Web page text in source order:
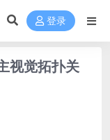
登录
视觉拓扑关